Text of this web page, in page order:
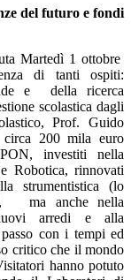
del futuro e fondi
Martedì 1 ottobre
di tanti ospiti:
e della ricerca
scolastica dagli
Prof. Guido
circa 200 mila euro
investiti nella
Robotica, rinnovati
strumentistica (lo
ma anche nella
arredi e alla
con i tempi ed
critico che il mondo
hanno potuto